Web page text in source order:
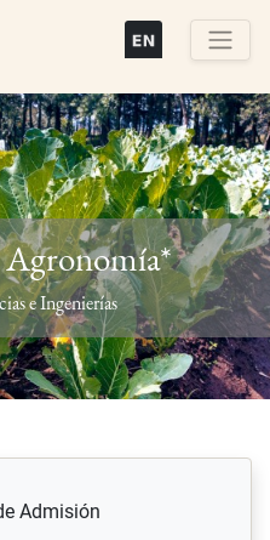
principal
Next
e Ingenierías
Admisión